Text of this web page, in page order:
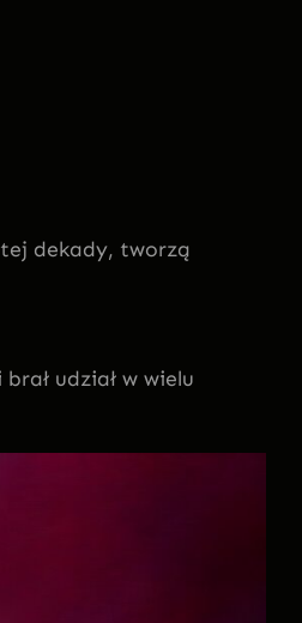
dekady, tworzą
udział w wielu